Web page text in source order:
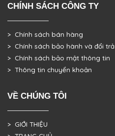
CHÍNH SÁCH CÔNG TY
> Chính sách bán hàng
> Chính sách bảo hành và đổi trả
> Chính sách bảo mật thông tin
> Thông tin chuyển khoản
VỀ CHÚNG TÔI
> GIỚI THIỆU